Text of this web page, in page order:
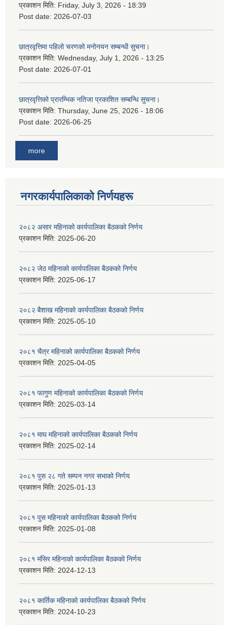
प्रकाशन मिति: Friday, July 3, 2026 - 18:39
Post date: 2026-07-03
छात्रवृत्तिमा पहिलो चरणको मनोनयन सम्बन्धी सुचना।
प्रकाशन मिति: Wednesday, July 1, 2026 - 13:25
Post date: 2026-07-01
छात्रवृत्तिको प्रारम्भिक नतिजा प्रकाशित सम्बन्धि सुचना।
प्रकाशन मिति: Thursday, June 25, 2026 - 18:06
Post date: 2026-06-25
more
नगरकार्यपालिकाकाे निर्णयहरू
२०८२ असार महिनाको कार्यपालिका बैठकको निर्णय
प्रकाशन मिति: 2025-06-20
२०८२ जेठ महिनाको कार्यपालिका बैठकको निर्णय
प्रकाशन मिति: 2025-06-17
२०८२ बैशाख महिनाको कार्यपालिका बैठकको निर्णय
प्रकाशन मिति: 2025-05-10
२०८१ चैत्र महिनाको कार्यपालिका बैठकको निर्णय
प्रकाशन मिति: 2025-04-05
२०८१ फागुण महिनाको कार्यपालिका बैठकको निर्णय
प्रकाशन मिति: 2025-03-14
२०८१ माघ महिनाको कार्यपालिका बैठकको निर्णय
प्रकाशन मिति: 2025-02-14
२०८१ पुस २८ गते सम्प‍न नगर सभाको निर्णय
प्रकाशन मिति: 2025-01-13
२०८१ पुस महिनाको कार्यपालिका बैठकको निर्णय
प्रकाशन मिति: 2025-01-08
२०८१ मंसिर महिनाको कार्यपालिका बैठकको निर्णय
प्रकाशन मिति: 2024-12-13
२०८१ कार्तिक महिनाको कार्यपालिका बैठकको निर्णय
प्रकाशन मिति: 2024-10-23